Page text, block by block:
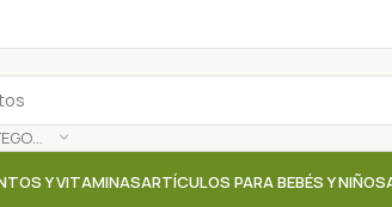
SELECCIONAR CATEGORÍA
Y VITAMINASARTÍCULOS PARA BEBÉS Y NIÑOS